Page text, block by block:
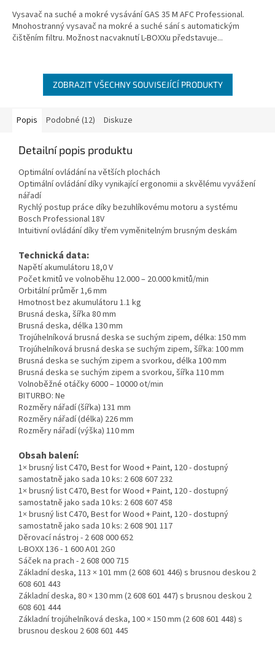
z
5
hvězdiček.
Vysavač na suché a mokré vysávání GAS 35 M AFC Professional.
Mnohostranný vysavač na mokré a suché sání s automatickým
čištěním filtru. Možnost nacvaknutí L-BOXXu představuje...
ZOBRAZIT VŠECHNY SOUVISEJÍCÍ PRODUKTY
Popis Podobné (12) Diskuze
Detailní popis produktu
Optimální ovládání na větších plochách
Optimální ovládání díky vynikající ergonomii a skvělému vyvážení
nářadí
Rychlý postup práce díky bezuhlíkovému motoru a systému
Bosch Professional 18V
Intuitivní ovládání díky třem vyměnitelným brusným deskám
Technická data:
Napětí akumulátoru 18,0 V
Počet kmitů ve volnoběhu 12.000 – 20.000 kmitů/min
Orbitální průměr 1,6 mm
Hmotnost bez akumulátoru 1.1 kg
Brusná deska, šířka 80 mm
Brusná deska, délka 130 mm
Trojúhelníková brusná deska se suchým zipem, délka: 150 mm
Trojúhelníková brusná deska se suchým zipem, šířka: 100 mm
Brusná deska se suchým zipem a svorkou, délka 100 mm
Brusná deska se suchým zipem a svorkou, šířka 110 mm
Volnoběžné otáčky 6000 – 10000 ot/min
BITURBO: Ne
Rozměry nářadí (šířka) 131 mm
Rozměry nářadí (délka) 226 mm
Rozměry nářadí (výška) 110 mm
Obsah balení:
1× brusný list C470, Best for Wood + Paint, 120 - dostupný
samostatně jako sada 10 ks: 2 608 607 232
1× brusný list C470, Best for Wood + Paint, 120 - dostupný
samostatně jako sada 10 ks: 2 608 607 458
1× brusný list C470, Best for Wood + Paint, 120 - dostupný
samostatně jako sada 10 ks: 2 608 901 117
Děrovací nástroj - 2 608 000 652
L-BOXX 136 - 1 600 A01 2G0
Sáček na prach - 2 608 000 715
Základní deska, 113 × 101 mm (2 608 601 446) s brusnou deskou 2
608 601 443
Základní deska, 80 × 130 mm (2 608 601 447) s brusnou deskou 2
608 601 444
Základní trojúhelníková deska, 100 × 150 mm (2 608 601 448) s
brusnou deskou 2 608 601 445